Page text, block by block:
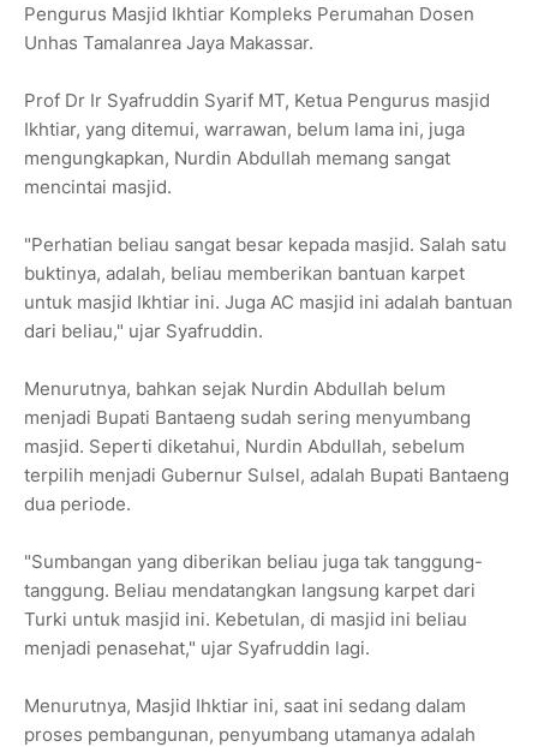
Pengurus Masjid Ikhtiar Kompleks Perumahan Dosen
Unhas Tamalanrea Jaya Makassar.
Prof Dr Ir Syafruddin Syarif MT, Ketua Pengurus masjid
Ikhtiar, yang ditemui, warrawan, belum lama ini, juga
mengungkapkan, Nurdin Abdullah memang sangat
mencintai masjid.
"Perhatian beliau sangat besar kepada masjid. Salah satu
buktinya, adalah, beliau memberikan bantuan karpet
untuk masjid Ikhtiar ini. Juga AC masjid ini adalah bantuan
dari beliau," ujar Syafruddin.
Menurutnya, bahkan sejak Nurdin Abdullah belum
menjadi Bupati Bantaeng sudah sering menyumbang
masjid. Seperti diketahui, Nurdin Abdullah, sebelum
terpilih menjadi Gubernur Sulsel, adalah Bupati Bantaeng
dua periode.
"Sumbangan yang diberikan beliau juga tak tanggung-
tanggung. Beliau mendatangkan langsung karpet dari
Turki untuk masjid ini. Kebetulan, di masjid ini beliau
menjadi penasehat," ujar Syafruddin lagi.
Menurutnya, Masjid Ihktiar ini, saat ini sedang dalam
proses pembangunan, penyumbang utamanya adalah